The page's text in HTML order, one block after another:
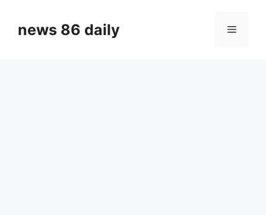
contentnews 86 daily Menu